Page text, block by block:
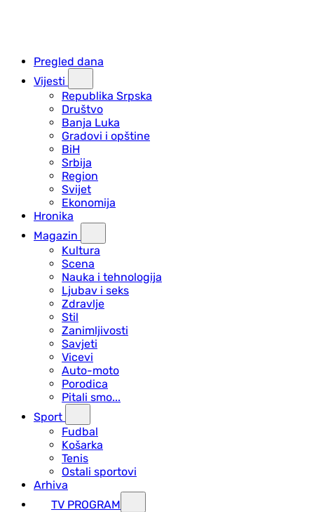
Pregled dana
Vijesti
Republika Srpska
Društvo
Banja Luka
Gradovi i opštine
BiH
Srbija
Region
Svijet
Ekonomija
Hronika
Magazin
Kultura
Scena
Nauka i tehnologija
Ljubav i seks
Zdravlje
Stil
Zanimljivosti
Savjeti
Vicevi
Auto-moto
Porodica
Pitali smo...
Sport
Fudbal
Košarka
Tenis
Ostali sportovi
Arhiva
TV PROGRAM